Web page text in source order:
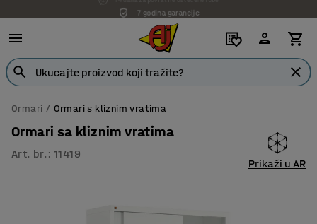
7 godina garancije
Ormari Ormari s kliznim vratima
Ormari sa kliznim vratima
Art. br. :11419
Prikaži u AR